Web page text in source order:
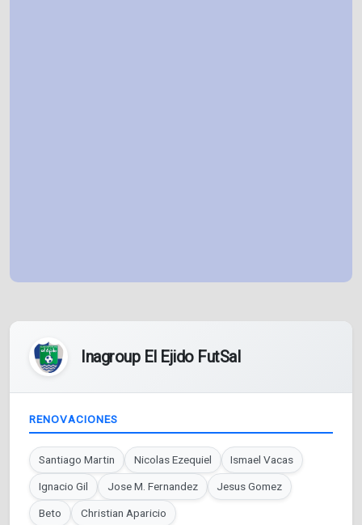
Inagroup El Ejido FutSal
RENOVACIONES
Santiago Martin Nicolas Ezequiel Ismael Vacas
Ignacio Gil Jose M. Fernandez Jesus Gomez
Beto Christian Aparicio